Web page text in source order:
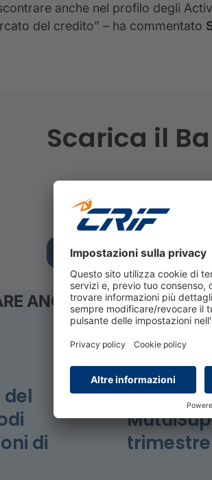
anche nel profilo degli
del credito” – ha commentato
Scarica il
INFOGRAFICA
ANCHE
del
di
29 luglio 2026
Bussola
trimestre